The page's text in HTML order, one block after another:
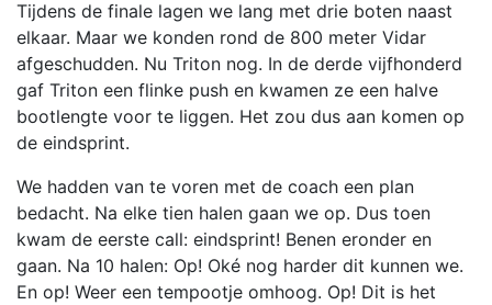
Tijdens de finale lagen we lang met drie boten naast
elkaar. Maar we konden rond de 800 meter Vidar
afgeschudden. Nu Triton nog. In de derde vijfhonderd
gaf Triton een flinke push en kwamen ze een halve
bootlengte voor te liggen. Het zou dus aan komen op
de eindsprint.
We hadden van te voren met de coach een plan
bedacht. Na elke tien halen gaan we op. Dus toen
kwam de eerste call: eindsprint! Benen eronder en
gaan. Na 10 halen: Op! Oké nog harder dit kunnen we.
En op! Weer een tempootje omhoog. Op! Dit is het